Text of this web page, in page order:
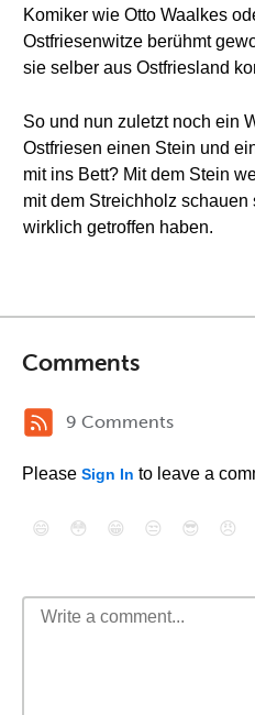
Komiker wie Otto Waalkes
Ostfriesenwitze berühmt
sie selber aus Ostfriesland
So und nun zuletzt noch ein
Ostfriesen einen Stein und
mit ins Bett? Mit dem Stein
mit dem Streichholz schauen
wirklich getroffen haben.
Comments
9 Comments
Please Sign In to leave a
😄 😳 😁 😒 😎 😠